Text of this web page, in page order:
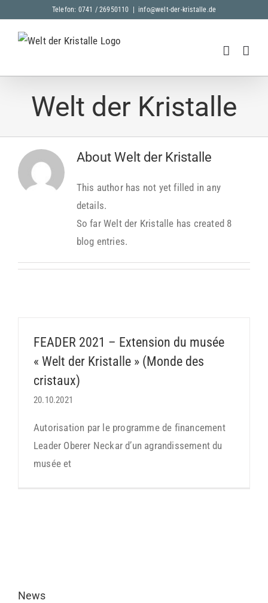
content
Telefon: 0741 / 26950110 info@welt-der-kristalle.de
Welt der Kristalle
About Welt der Kristalle
This author has not yet filled in any
details.
So far Welt der Kristalle has created 8
blog entries.
FEADER 2021 – Extension du musée
« Welt der Kristalle » (Monde des
cristaux)
20.10.2021
Autorisation par le programme de financement
Leader Oberer Neckar d’un agrandissement du
musée et
News